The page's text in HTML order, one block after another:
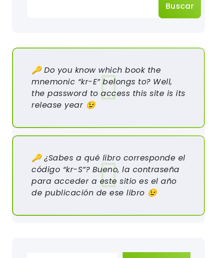
Buscar
🔑 Do you know which book the
mnemonic “kr-E” belongs to? Well,
the password to access this site is its
release year 😉
🔑 ¿Sabes a qué libro corresponde el
código “kr-S”? Bueno, la contraseña
para acceder a este sitio es el año
de publicación de ese libro 😉